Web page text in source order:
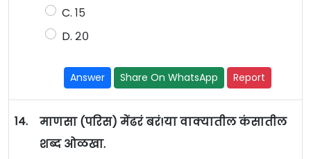
C. १५
D. २०
Answer Share On WhatsApp Report
14.
माणसा (परिस) मेंढरं बरं!या वाक्यातील कंसातील
शब्द ओळखा.